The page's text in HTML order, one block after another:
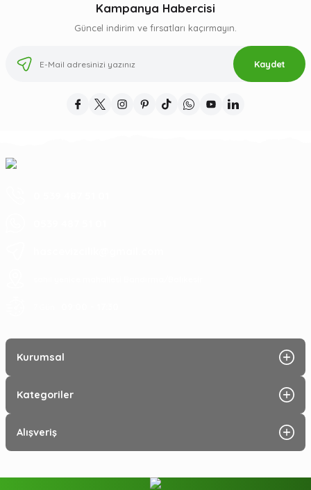
Kampanya Habercisi
Güncel indirim ve fırsatları kaçırmayın.
Kaydet
Kurumsal
Kategoriler
Alışveriş